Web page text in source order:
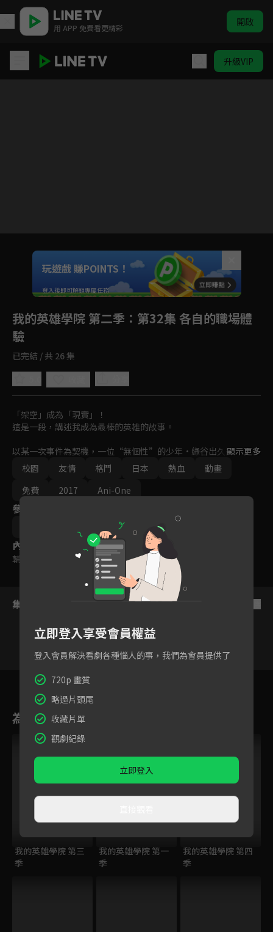
用 APP 免費看更精彩 開啟
升級VIP
Unmute
如有不便請見諒
玩遊戲 賺POINTS！
登入後即可解鎖專屬任務
我的英雄學院 第二季 ：第32集 各自的職場體
驗
已完結 / 共 26 集
「架空」成為「現實」！
這是一段，講述我成為最棒的英雄的故事。
以某一次事件為契機，一位“無個性”的少年·綠谷出久遇見了N
o.1的英雄歐爾麥特，歐爾麥特發現他身上蘊藏著英雄的資質，於
是便將自己的“個性”One·For·All傳給了他。出久在接受了歐
爾麥特的嚴酷訓練之後，順利地考入了雄英高中，過上了同爆豪勝
己以及麗日御茶子等英雄科1年A班的同學們互相切磋彼此提高的
校園生活。
顯示更多
校園
友情 格鬥 日本 熱血
動畫
免費
2017 Ani-One
參與演員
內容標籤
輔導十二歲級
集數列表
30 31
為您推薦
我的英雄學院 第三
季
我的英雄學院 第一
季
我的英雄學院 第四
季
立即登入享受會員權益
登入會員解決看劇各種惱人的事，我們為會員提供了
720p 畫質
略過片頭尾
收藏片單
觀劇紀錄
立即登入